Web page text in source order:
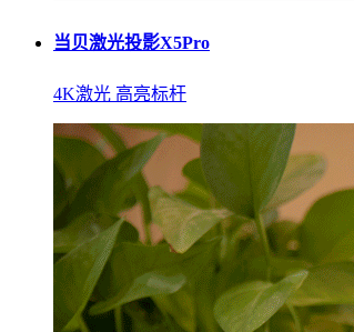
当贝激光投影X5Pro
4K激光 高亮标杆